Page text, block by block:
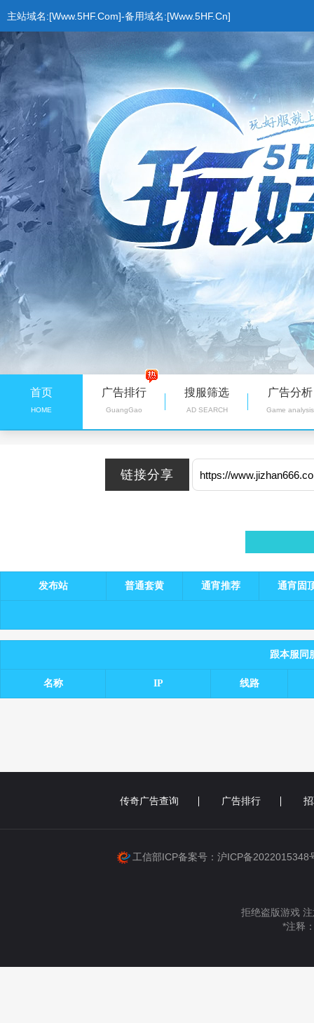
主站域名:[Www.5HF.Com]-备用域名:[Www.5HF.Cn]
首页
HOME
广告排行
GuangGao
搜服筛选
AD SEARCH
广告分析
Game analysis
发布站 普通套黄 通宵推荐 通宵固
跟本服同
名称 IP 线路
传奇广告查询 广告排行
工信部ICP备案号：沪ICP备
拒绝盗版游戏
*注释